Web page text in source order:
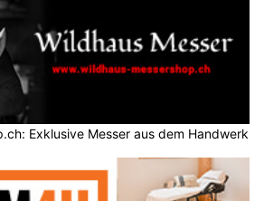
Exklusive Messer aus dem Handwerk